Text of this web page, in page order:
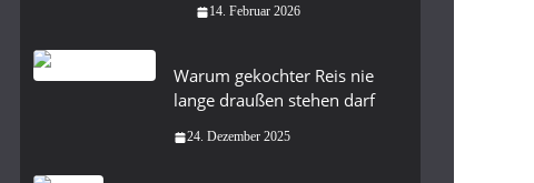
14. Februar 2026
Warum gekochter Reis nie
lange draußen stehen darf
24. Dezember 2025